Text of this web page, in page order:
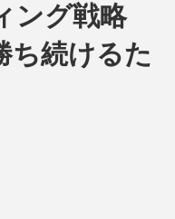
ング戦略
ち続けるた